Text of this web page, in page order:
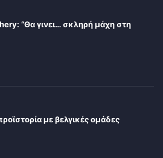
“Θα γινει… σκληρή μάχη στη
με βελγικές ομάδες